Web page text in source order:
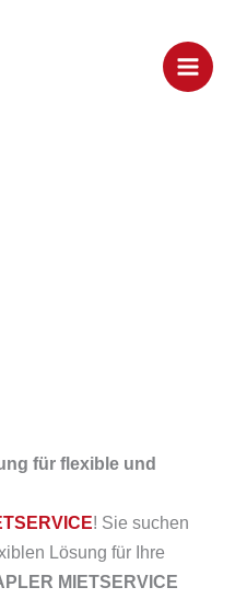
für flexible und
! Sie suchen
Lösung für Ihre
MIETSERVICE